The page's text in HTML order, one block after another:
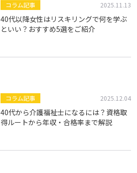
コラム記事 2025.11.13
40代以降女性はリスキリングで何を学ぶ
といい？おすすめ5選をご紹介
コラム記事 2025.12.04
40代から介護福祉士になるには？資格取
得ルートから年収・合格率まで解説